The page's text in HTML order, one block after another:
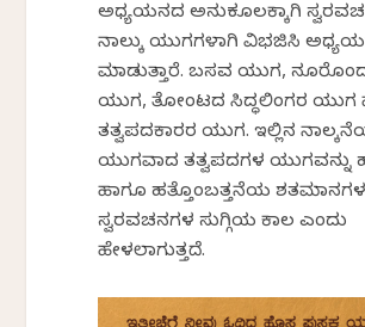
ಅಧ್ಯಯನದ ಅನುಕೂಲಕ್ಕಾಗಿ
ನಾಲ್ಕು ಯುಗಗಳಾಗಿ ವಿಭಜಿಸಿ
ಮಾಡುತ್ತಾರೆ. ಬಸವ ಯುಗ,
ಯುಗ, ತೋಂಟದ ಸಿದ್ಧಲಿಂಗರ ಯುಗ
ತತ್ವಪದಕಾರರ ಯುಗ. ಇಲ್ಲಿನ
ಯುಗವಾದ ತತ್ವಪದಗಳ ಯುಗವನ್ನು
ಹಾಗೂ ಹತ್ತೊಂಬತ್ತನೆಯ
ಸ್ವರವಚನಗಳ ಸುಗ್ಗಿಯ ಕಾಲ ಎಂದು
ಹೇಳಲಾಗುತ್ತದೆ.